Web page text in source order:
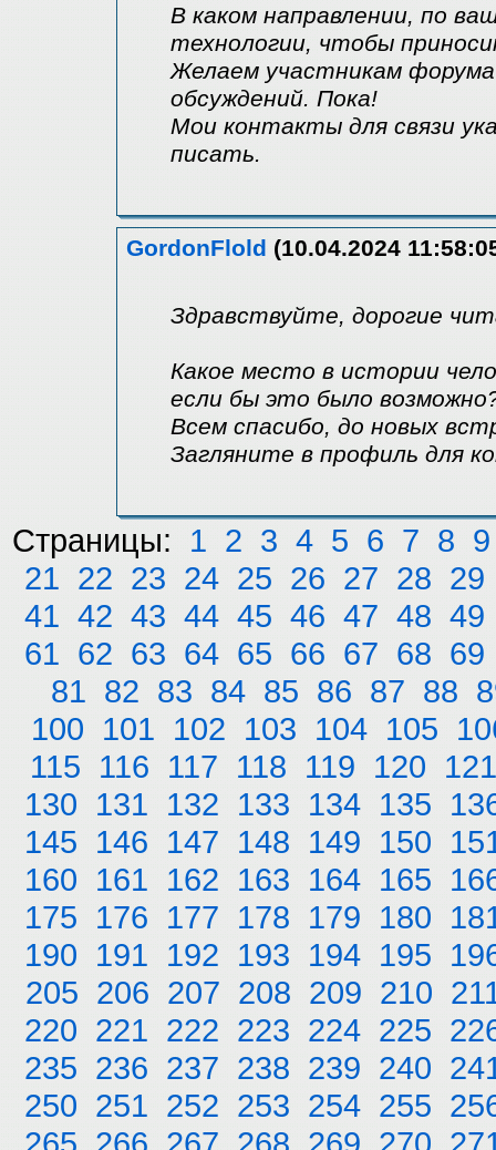
В каком направлении, по
технологии, чтобы
Желаем участникам
обсуждений. Пока!
Мои контакты для связи
писать.
GordonFlold (10.04.2024
Здравствуйте, дорогие
Какое место в истории
если бы это было
Всем спасибо, до новых
Загляните в профиль для
Страницы: 1 2 3 4 5 6 7 8 9
21 22 23 24 25 26 27 28 29
41 42 43 44 45 46 47 48 49
61 62 63 64 65 66 67 68 69
81 82 83 84 85 86 87 88
100 101 102 103 104 105
115 116 117 118 119 120 121
130 131 132 133 134 135
145 146 147 148 149 150
160 161 162 163 164 165
175 176 177 178 179 180
190 191 192 193 194 195
205 206 207 208 209 210
220 221 222 223 224 225
235 236 237 238 239 240
250 251 252 253 254 255
265 266 267 268 269 270